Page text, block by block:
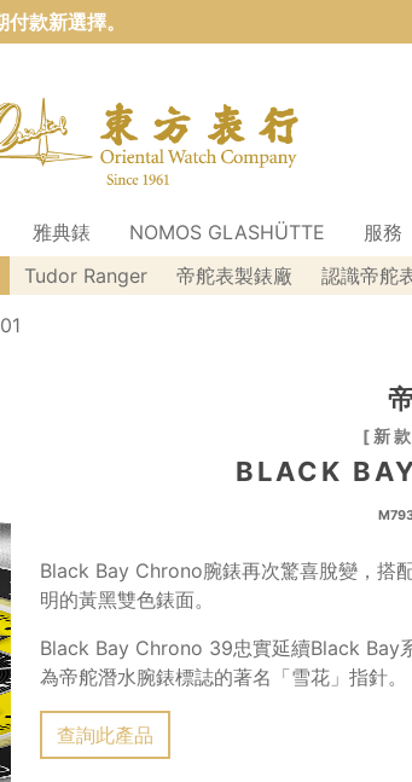
款新選擇。
雅典錶 NOMOS GLASHÜTTE 服務
Tudor Ranger 帝舵表製錶廠 認識帝舵
新
BLACK
Black Bay Chrono腕錶再次驚喜脫變，搭
明的黃黑雙色錶面。
Black Bay Chrono 39忠實延續Black Bay
為帝舵潛水腕錶標誌的著名「雪花」指針。
查詢此產品